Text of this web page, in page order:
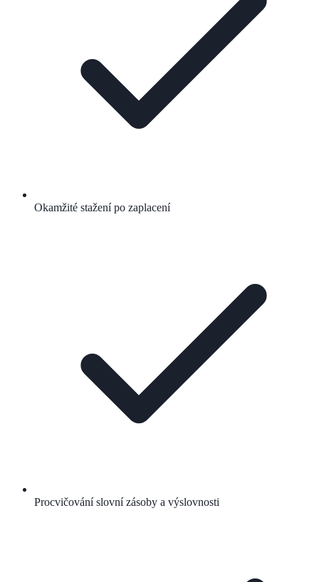
Okamžité stažení po zaplacení
Procvičování slovní zásoby a výslovnosti